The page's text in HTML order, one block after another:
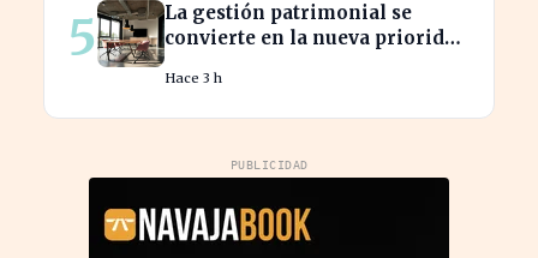
5
La gestión patrimonial se
convierte en la nueva prioridad
Hace 3 h
PUBLICIDAD